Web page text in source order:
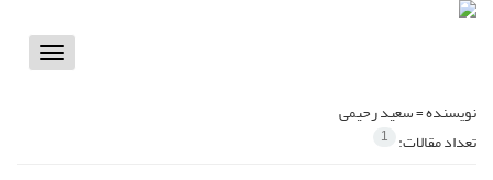
Toggle
نویسنده =سعید رحیمی
تعداد مقالات: 1